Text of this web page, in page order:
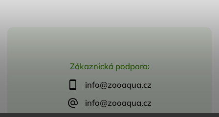
Zákaznická podpora:
info@zooaqua.cz
info@zooaqua.cz